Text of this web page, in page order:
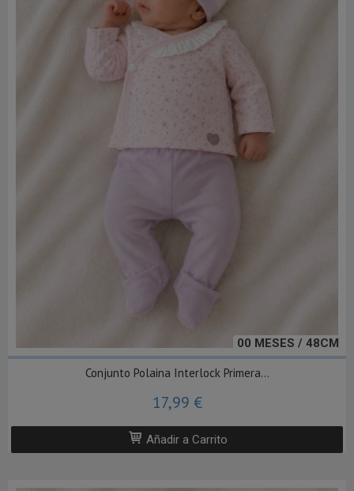
00 MESES / 48CM
Conjunto Polaina Interlock Primera...
17,99 €
Añadir a Carrito